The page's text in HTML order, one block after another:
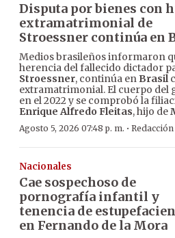
Disputa por bienes con
extramatrimonial de
Stroessner continúa en
Medios brasileños informaron
herencia del fallecido dictador
Stroessner, continúa en Brasil
extramatrimonial. El cuerpo del
en el 2022 y se comprobó la
Enrique Alfredo Fleitas, hijo de
Agosto 5, 2026 07:48 p. m. · Redacción
Nacionales
Cae sospechoso de
pornografía infantil y
tenencia de
en Fernando de la Mora